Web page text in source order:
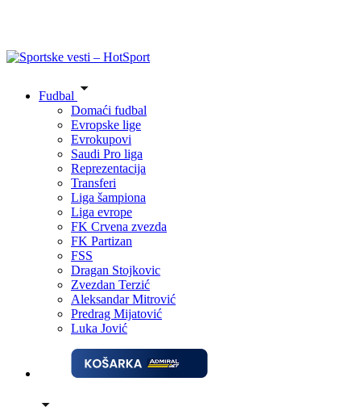
Fudbal
Domaći fudbal
Evropske lige
Evrokupovi
Saudi Pro liga
Reprezentacija
Transferi
Liga šampiona
Liga evrope
FK Crvena zvezda
FK Partizan
FSS
Dragan Stojkovic
Zvezdan Terzić
Aleksandar Mitrović
Predrag Mijatović
Luka Jović